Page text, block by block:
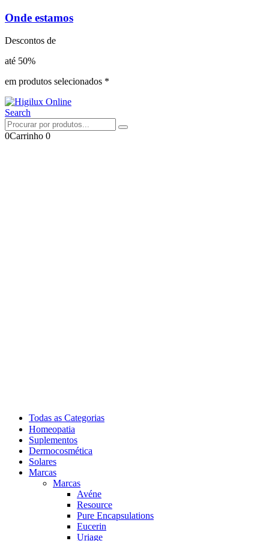
Onde estamos
Descontos de
até 50%
em produtos selecionados *
Search
0Carrinho 0
Todas as Categorias
Homeopatia
Suplementos
Dermocosmética
Solares
Marcas
Marcas
Avéne
Resource
Pure Encapsulations
Eucerin
Uriage